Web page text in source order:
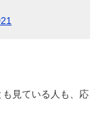
見ている人も、応